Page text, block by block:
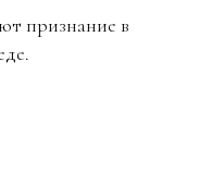
признание в